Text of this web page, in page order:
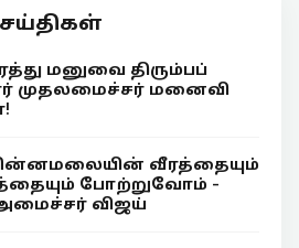
மனுவை திரும்பப்
முதலமைச்சர் மனைவி
வீரத்தையும்
போற்றுவோம் -
விஜய்